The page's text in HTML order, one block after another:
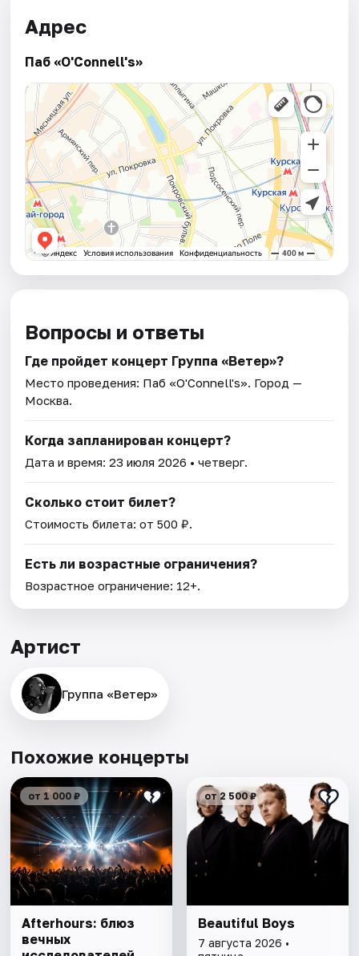
Адрес
Паб «O'Connell's»
Вопросы и ответы
Где пройдет концерт Группа «Ветер»?
Место проведения: Паб «O'Connell's». Город —
Москва.
Когда запланирован концерт?
Дата и время:23 июля 2026 • четверг.
Сколько стоит билет?
Стоимость билета: от 500 ₽.
Есть ли возрастные ограничения?
Возрастное ограничение: 12+.
Артист
Группа «Ветер»
Похожие концерты
от 1 000 ₽
Afterhours: блюз
вечных
от 2 500 ₽
Beautiful Boys
7 августа 2026 •